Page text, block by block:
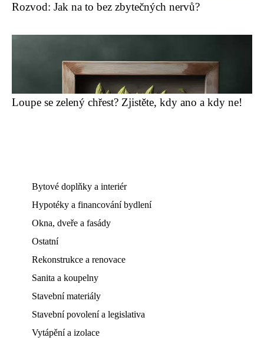
Rozvod: Jak na to bez zbytečných nervů?
Loupe se zelený chřest? Zjistěte, kdy ano a kdy ne!
Bytové doplňky a interiér
Hypotéky a financování bydlení
Okna, dveře a fasády
Ostatní
Rekonstrukce a renovace
Sanita a koupelny
Stavební materiály
Stavební povolení a legislativa
Vytápění a izolace